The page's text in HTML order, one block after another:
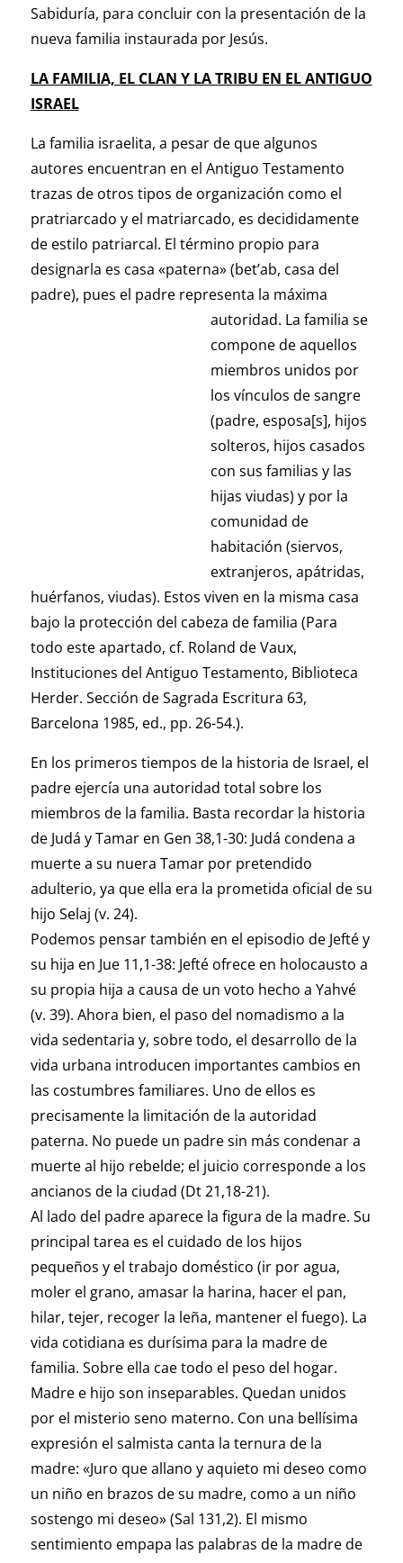
Sabiduría, para concluir con la presentación de la
nueva familia instaurada por Jesús.
LA FAMILIA, EL CLAN Y LA TRIBU EN EL ANTIGUO
ISRAEL
La familia israelita, a pesar de que algunos
autores encuentran en el Antiguo Testamento
trazas de otros tipos de organización como el
pratriarcado y el matriarcado, es decididamente
de estilo patriarcal. El término propio para
designarla es casa «paterna» (bet’ab, casa del
padre), pues el padre representa la máxima
autoridad. La familia se
compone de aquellos
miembros unidos por
los vínculos de sangre
(padre, esposa[s], hijos
solteros, hijos casados
con sus familias y las
hijas viudas) y por la
comunidad de
habitación (siervos,
extranjeros, apátridas,
huérfanos, viudas). Estos viven en la misma casa
bajo la protección del cabeza de familia (Para
todo este apartado, cf. Roland de Vaux,
Instituciones del Antiguo Testamento, Biblioteca
Herder. Sección de Sagrada Escritura 63,
Barcelona 1985, ed., pp. 26-54.).
En los primeros tiempos de la historia de Israel, el
padre ejercía una autoridad total sobre los
miembros de la familia. Basta recordar la historia
de Judá y Tamar en Gen 38,1-30: Judá condena a
muerte a su nuera Tamar por pretendido
adulterio, ya que ella era la prometida oficial de su
hijo Selaj (v. 24).
Podemos pensar también en el episodio de Jefté y
su hija en Jue 11,1-38: Jefté ofrece en holocausto a
su propia hija a causa de un voto hecho a Yahvé
(v. 39). Ahora bien, el paso del nomadismo a la
vida sedentaria y, sobre todo, el desarrollo de la
vida urbana introducen importantes cambios en
las costumbres familiares. Uno de ellos es
precisamente la limitación de la autoridad
paterna. No puede un padre sin más condenar a
muerte al hijo rebelde; el juicio corresponde a los
ancianos de la ciudad (Dt 21,18-21).
Al lado del padre aparece la figura de la madre. Su
principal tarea es el cuidado de los hijos
pequeños y el trabajo doméstico (ir por agua,
moler el grano, amasar la harina, hacer el pan,
hilar, tejer, recoger la leña, mantener el fuego). La
vida cotidiana es durísima para la madre de
familia. Sobre ella cae todo el peso del hogar.
Madre e hijo son inseparables. Quedan unidos
por el misterio seno materno. Con una bellísima
expresión el salmista canta la ternura de la
madre: «Juro que allano y aquieto mi deseo como
un niño en brazos de su madre, como a un niño
sostengo mi deseo» (Sal 131,2). El mismo
sentimiento empapa las palabras de la madre de